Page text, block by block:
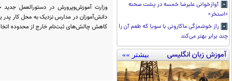
آوازخوانی علیرضا خمسه در پشت صحنه
«استخر»
راز خوشمزگی ماکارونی با سویا که طعم آن را
چند برابر بهتر می‌کند
آموزش زبان انگلیسی بیشتر »»
وزارت آموزش‌وپرورش در دستورالعمل جدید
دانش‌آموزان در مدارس نزدیک به محل کار پدر
کاهش چالش‌های ثبت‌نام خارج از محدوده